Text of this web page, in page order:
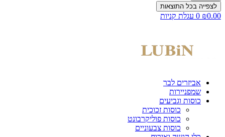
לצפייה בכל התוצאות
₪0.00
0 עגלת קניות
אביזרים לבר
שמפניירות
כוסות וגביעים
כוסות זכוכית
כוסות פוליקרבונט
כוסות צבעוניים